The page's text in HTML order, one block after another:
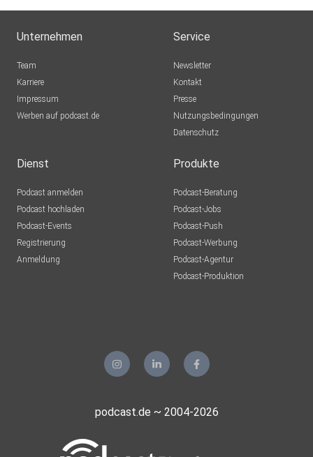
Unternehmen
Team
Karriere
Impressum
Werben auf podcast.de
Service
Newsletter
Kontakt
Presse
Nutzungsbedingungen
Datenschutz
Dienst
Podcast anmelden
Podcast hochladen
Podcast-Events
Registrierung
Anmeldung
Produkte
Podcast-Beratung
Podcast-Jobs
Podcast-Push
Podcast-Werbung
Podcast-Agentur
Podcast-Produktion
podcast.de ~ 2004-2026